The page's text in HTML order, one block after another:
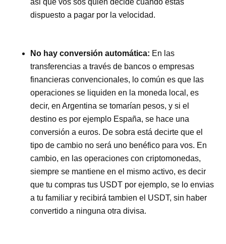
asi que vos sos quien decide cuando estás
dispuesto a pagar por la velocidad.
No hay conversión automática: En las
transferencias a través de bancos o empresas
financieras convencionales, lo común es que las
operaciones se liquiden en la moneda local, es
decir, en Argentina se tomarían pesos, y si el
destino es por ejemplo España, se hace una
conversión a euros. De sobra está decirte que el
tipo de cambio no será uno benéfico para vos. En
cambio, en las operaciones con criptomonedas,
siempre se mantiene en el mismo activo, es decir
que tu compras tus USDT por ejemplo, se lo envias
a tu familiar y recibirá tambien el USDT, sin haber
convertido a ninguna otra divisa.